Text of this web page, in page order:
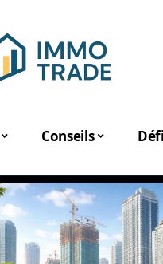
Conseils